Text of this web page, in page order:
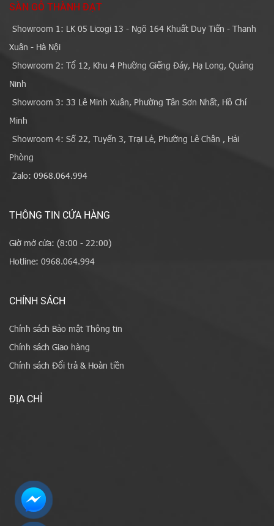
SÀN GỖ THÀNH ĐẠT
Showroom 1: LK 05 Licogi 13 - Ngõ 164 Khuất Duy Tiến - Thanh
Xuân - Hà Nội
Showroom 2: Tổ 12, Khu 4 Phường Giếng Đáy, Hạ Long, Quảng
Ninh
Showroom 3: 33 Lê Minh Xuân, Phường Tân Sơn Nhất, Hồ Chí
Minh
Showroom 4: Số 22, Tuyến 3, Trại Lẻ, Phường Lê Chân , Hải
Phòng
Zalo: 0968.064.994
THÔNG TIN CỬA HÀNG
Giờ mở cửa: (8:00 - 22:00)
Hotline: 0968.064.994
CHÍNH SÁCH
Chính sách Bảo mật Thông tin
Chính sách Giao hàng
Chính sách Đổi trả & Hoàn tiền
ĐỊA CHỈ